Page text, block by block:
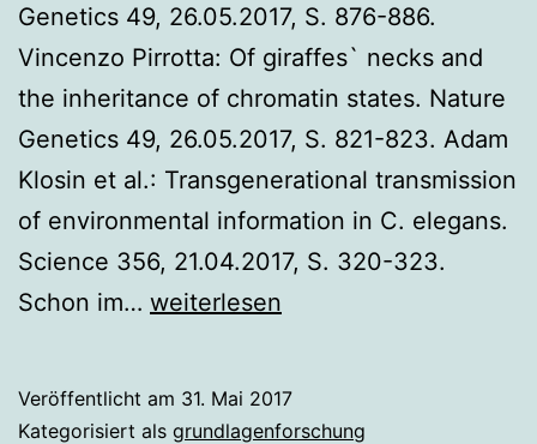
Genetics 49, 26.05.2017, S. 876-886.
Vincenzo Pirrotta: Of giraffes` necks and
the inheritance of chromatin states. Nature
Genetics 49, 26.05.2017, S. 821-823. Adam
Klosin et al.: Transgenerational transmission
of environmental information in C. elegans.
Science 356, 21.04.2017, S. 320-323.
Schon im… Und
sich
weiterlesen
Veröffentlicht am 31. Mai 2017
Kategorisiert als grundlagenforschung